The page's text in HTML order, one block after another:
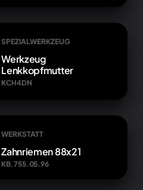
SPEZIALWERKZEUG
Werkzeug
Lenkkopfmutter
KCH4DN
WERKSTATT
Zahnriemen 88x21
KB.755.05.96